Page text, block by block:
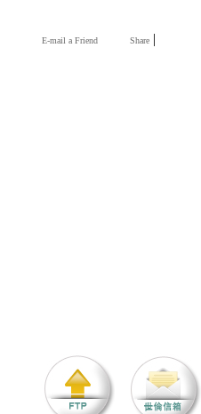
E-mail a Friend Share |